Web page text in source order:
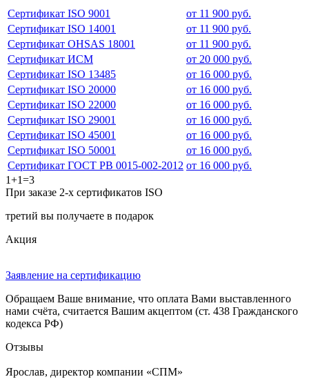
Сертификат ISO 9001
от 11 900 руб.
Сертификат ISO 14001
от 11 900 руб.
Сертификат OHSAS 18001
от 11 900 руб.
Сертификат ИСМ
от 20 000 руб.
Сертификат ISO 13485
от 16 000 руб.
Сертификат ISO 20000
от 16 000 руб.
Сертификат ISO 22000
от 16 000 руб.
Сертификат ISO 29001
от 16 000 руб.
Сертификат ISO 45001
от 16 000 руб.
Сертификат ISO 50001
от 16 000 руб.
Сертификат ГОСТ РВ 0015-002-2012 от 16 000 руб.
1+1=3
При заказе 2-х сертификатов ISO
третий вы получаете в подарок
Акция
Заявление на сертификацию
Обращаем Ваше внимание, что оплата Вами выставленного
нами счёта, считается Вашим акцептом (ст. 438 Гражданского
кодекса РФ)
Отзывы
Ярослав, директор компании «СПМ»